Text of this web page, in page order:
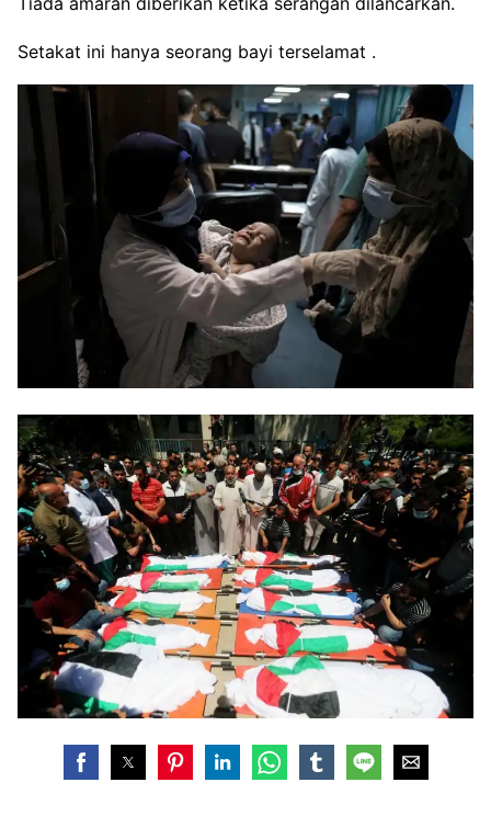
Setakat ini hanya seorang bayi terselamat .